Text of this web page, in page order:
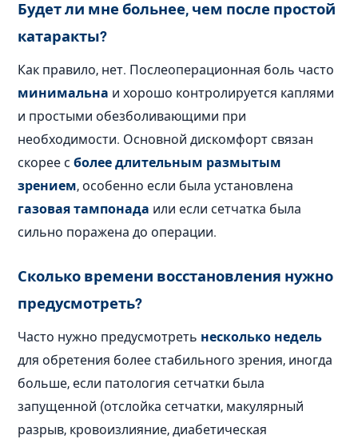
Будет ли мне больнее, чем после простой
катаракты?
Как правило, нет. Послеоперационная боль часто
минимальна и хорошо контролируется каплями
и простыми обезболивающими при
необходимости. Основной дискомфорт связан
скорее сболее длительным размытым
зрением, особенно если была установлена
газовая тампонада или если сетчатка была
сильно поражена до операции.
Сколько времени восстановления нужно
предусмотреть?
Часто нужно предусмотреть несколько недель
для обретения более стабильного зрения, иногда
больше, если патология сетчатки была
запущенной (отслойка сетчатки, макулярный
разрыв, кровоизлияние, диабетическая